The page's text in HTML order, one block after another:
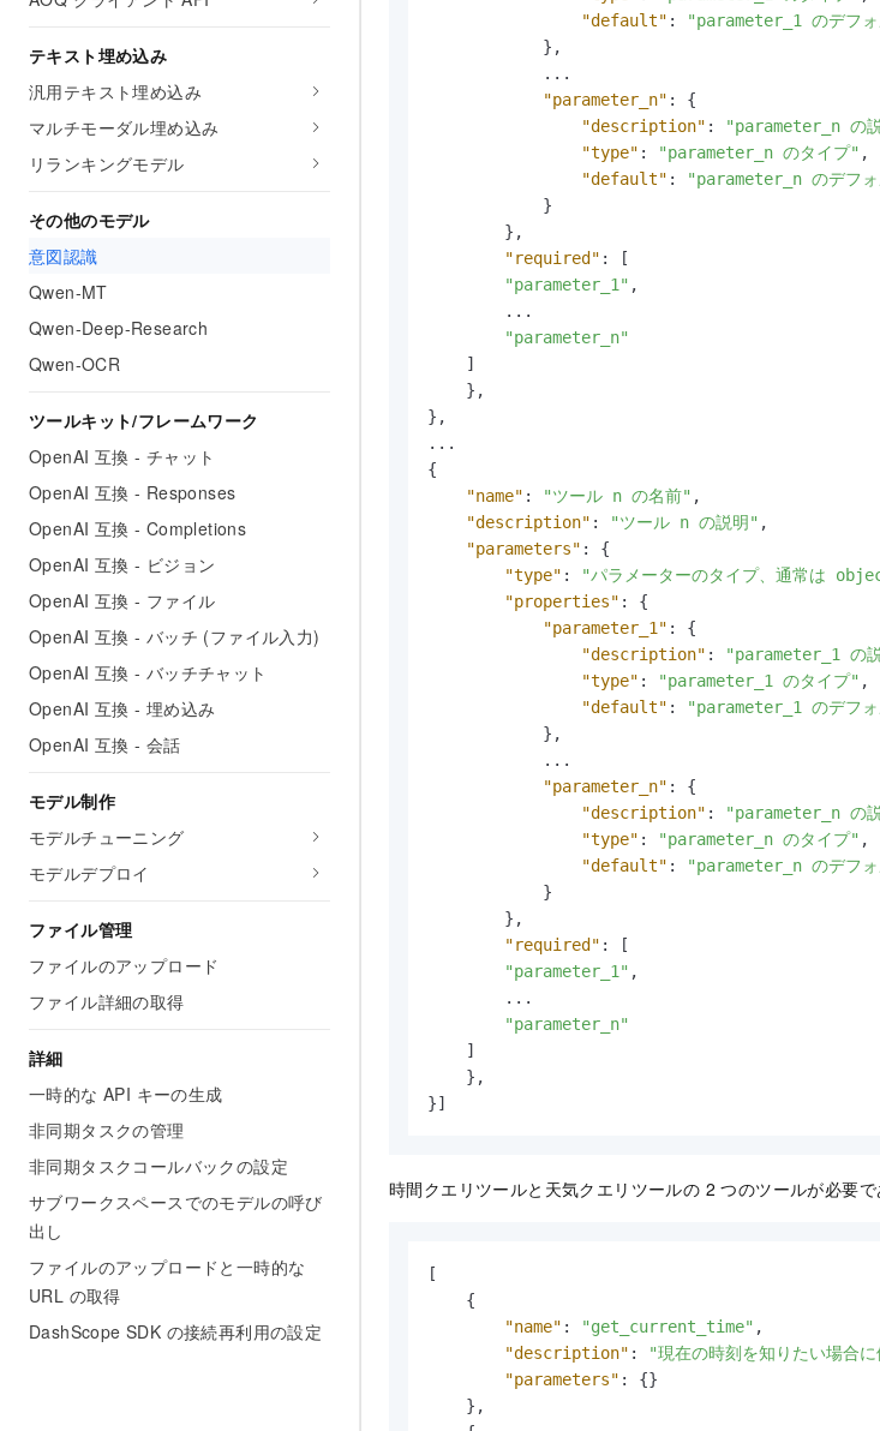
テキスト埋め込み
汎用テキスト埋め込み
マルチモーダル埋め込み
リランキングモデル
その他のモデル
意図認識
Qwen-MT
Qwen-Deep-Research
Qwen-OCR
ツールキット/フレームワーク
OpenAI 互換 - チャット
OpenAI 互換 - Responses
OpenAI 互換 - Completions
OpenAI 互換 - ビジョン
OpenAI 互換 - ファイル
OpenAI 互換 - バッチ (ファイル入力)
OpenAI 互換 - バッチチャット
OpenAI 互換 - 埋め込み
OpenAI 互換 - 会話
モデル制作
モデルチューニング
モデルデプロイ
ファイル管理
ファイルのアップロード
ファイル詳細の取得
詳細
一時的な API キーの生成
非同期タスクの管理
非同期タスクコールバックの設定
サブワークスペースでのモデルの呼び
出し
ファイルのアップロードと一時的な
URL の取得
DashScope SDK の接続再利用の設定
"default" :
"parameter_1 のデフォ
} ,
            ...
"parameter_n" :
{
"description" : "parameter_n の
"type" : "parameter_n のタイプ" ,
"default" :
"parameter_n のデフォ
}
} ,
"required" :
[
"parameter_1" ,
        ...
"parameter_n"
]
} ,
} ,
{
"name" : "ツール n の名前" ,
"description" : "ツール n の説明" ,
"parameters" :
{
"type" : "パラメーターのタイプ、通常は
"properties" :
{
"parameter_1" :
{
"description" : "parameter_1 の
"type" : "parameter_1 のタイプ" ,
"default" :
"parameter_1 のデフォ
} ,
            ...
"parameter_n" :
{
"description" : "parameter_n の
"type" : "parameter_n のタイプ" ,
"default" :
"parameter_n のデフォ
}
} ,
"required" :
[
"parameter_1" ,
        ...
"parameter_n"
]
} ,
}]
時間クエリツールと天気クエリツールの 2 つのツールが必要
[
{
"name" : "get_current_time" ,
"description" : "現在の時刻を知りたい場合
"parameters" : {}
} ,